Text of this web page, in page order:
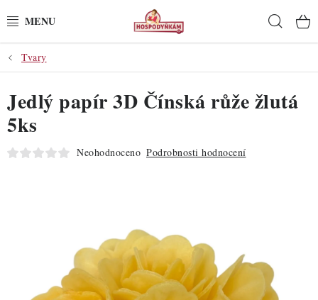
na
POTŘEBY
POMŮCKY
SUROVINY
DO KUCHYNĚ
POCHUTINY
Tvary
Jedlý papír 3D Čínská růže žlutá
5ks
Neohodnoceno Podrobnosti hodnocení